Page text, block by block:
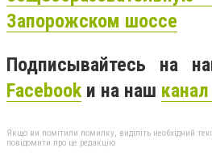
Запорожском шоссе
Подписывайтесь на
Facebook и на наш
Якщо ви помітили помилку, виділіть необхідний
повідомити про це редакцію